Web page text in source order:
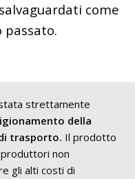
come
strettamente
della
trasporto. Il prodotto
non
gli alti costi di